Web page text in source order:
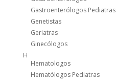
Gastroenterólogos Pediatras
Genetistas
Geriatras
Ginecólogos
H
Hematologos
Hematólogos Pediatras